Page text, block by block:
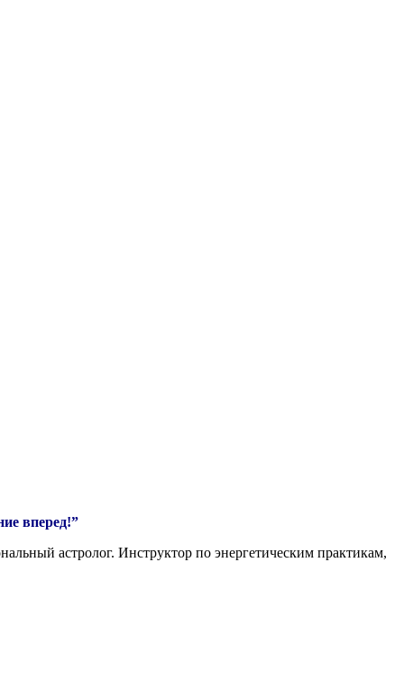
вперед!”
астролог. Инструктор по энергетическим практикам,